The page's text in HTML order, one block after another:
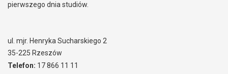
pierwszego dnia studiów.
ul. mjr. Henryka Sucharskiego 2
35-225 Rzeszów
Telefon: 17 866 11 11